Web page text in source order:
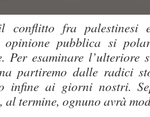
conflitto fra palestinesi
opinione pubblica si
Per esaminare l’ulteriore
partiremo dalle radici
infine ai giorni nostri.
al termine, ognuno avrà